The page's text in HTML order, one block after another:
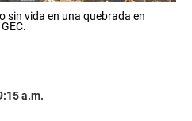
sin vida en una quebrada en
a.m.